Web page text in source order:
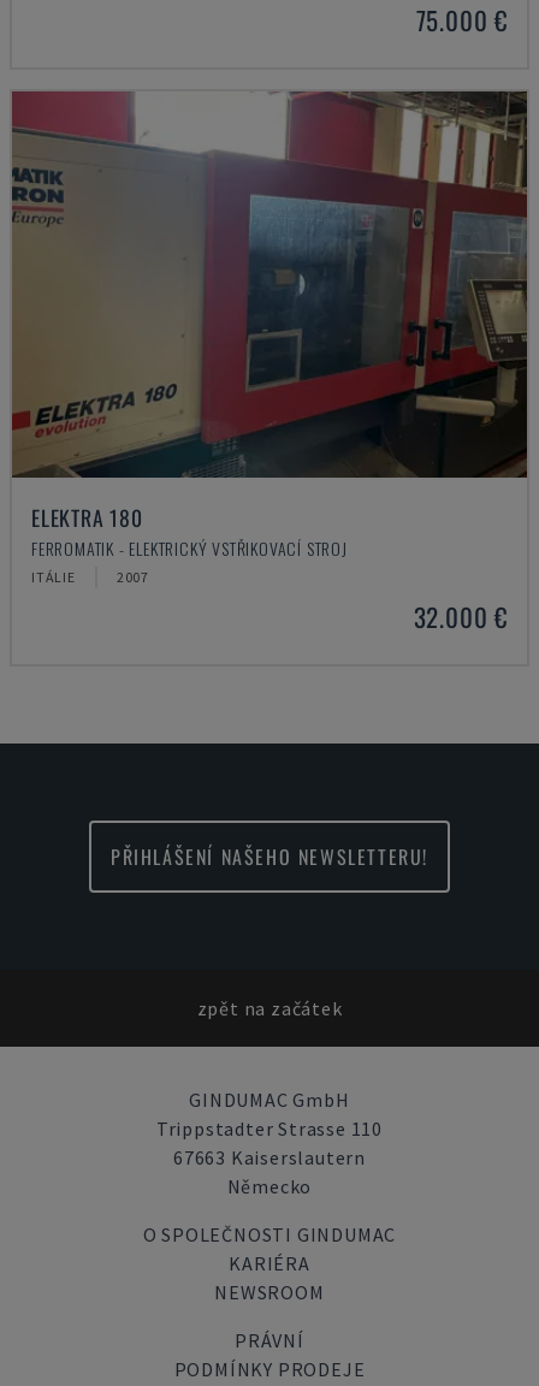
75.000 €
ELEKTRA 180
FERROMATIK - ELEKTRICKÝ VSTŘIKOVACÍ STROJ
ITÁLIE 2007
32.000 €
PŘIHLÁŠENÍ NAŠEHO NEWSLETTERU!
zpět na začátek
GINDUMAC GmbH
Trippstadter Strasse 110
67663 Kaiserslautern
Německo
O SPOLEČNOSTI GINDUMAC
KARIÉRA
NEWSROOM
PRÁVNÍ
PODMÍNKY PRODEJE